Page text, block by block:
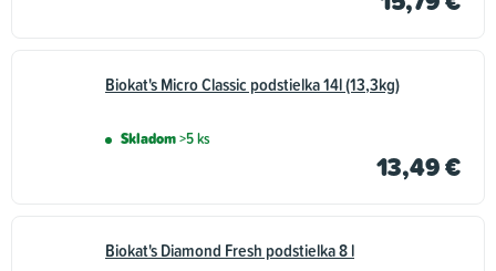
Biokat's Micro Classic podstielka 14l (13,3kg)
Skladom>5 ks
13,49 €
Biokat's Diamond Fresh podstielka 8 l